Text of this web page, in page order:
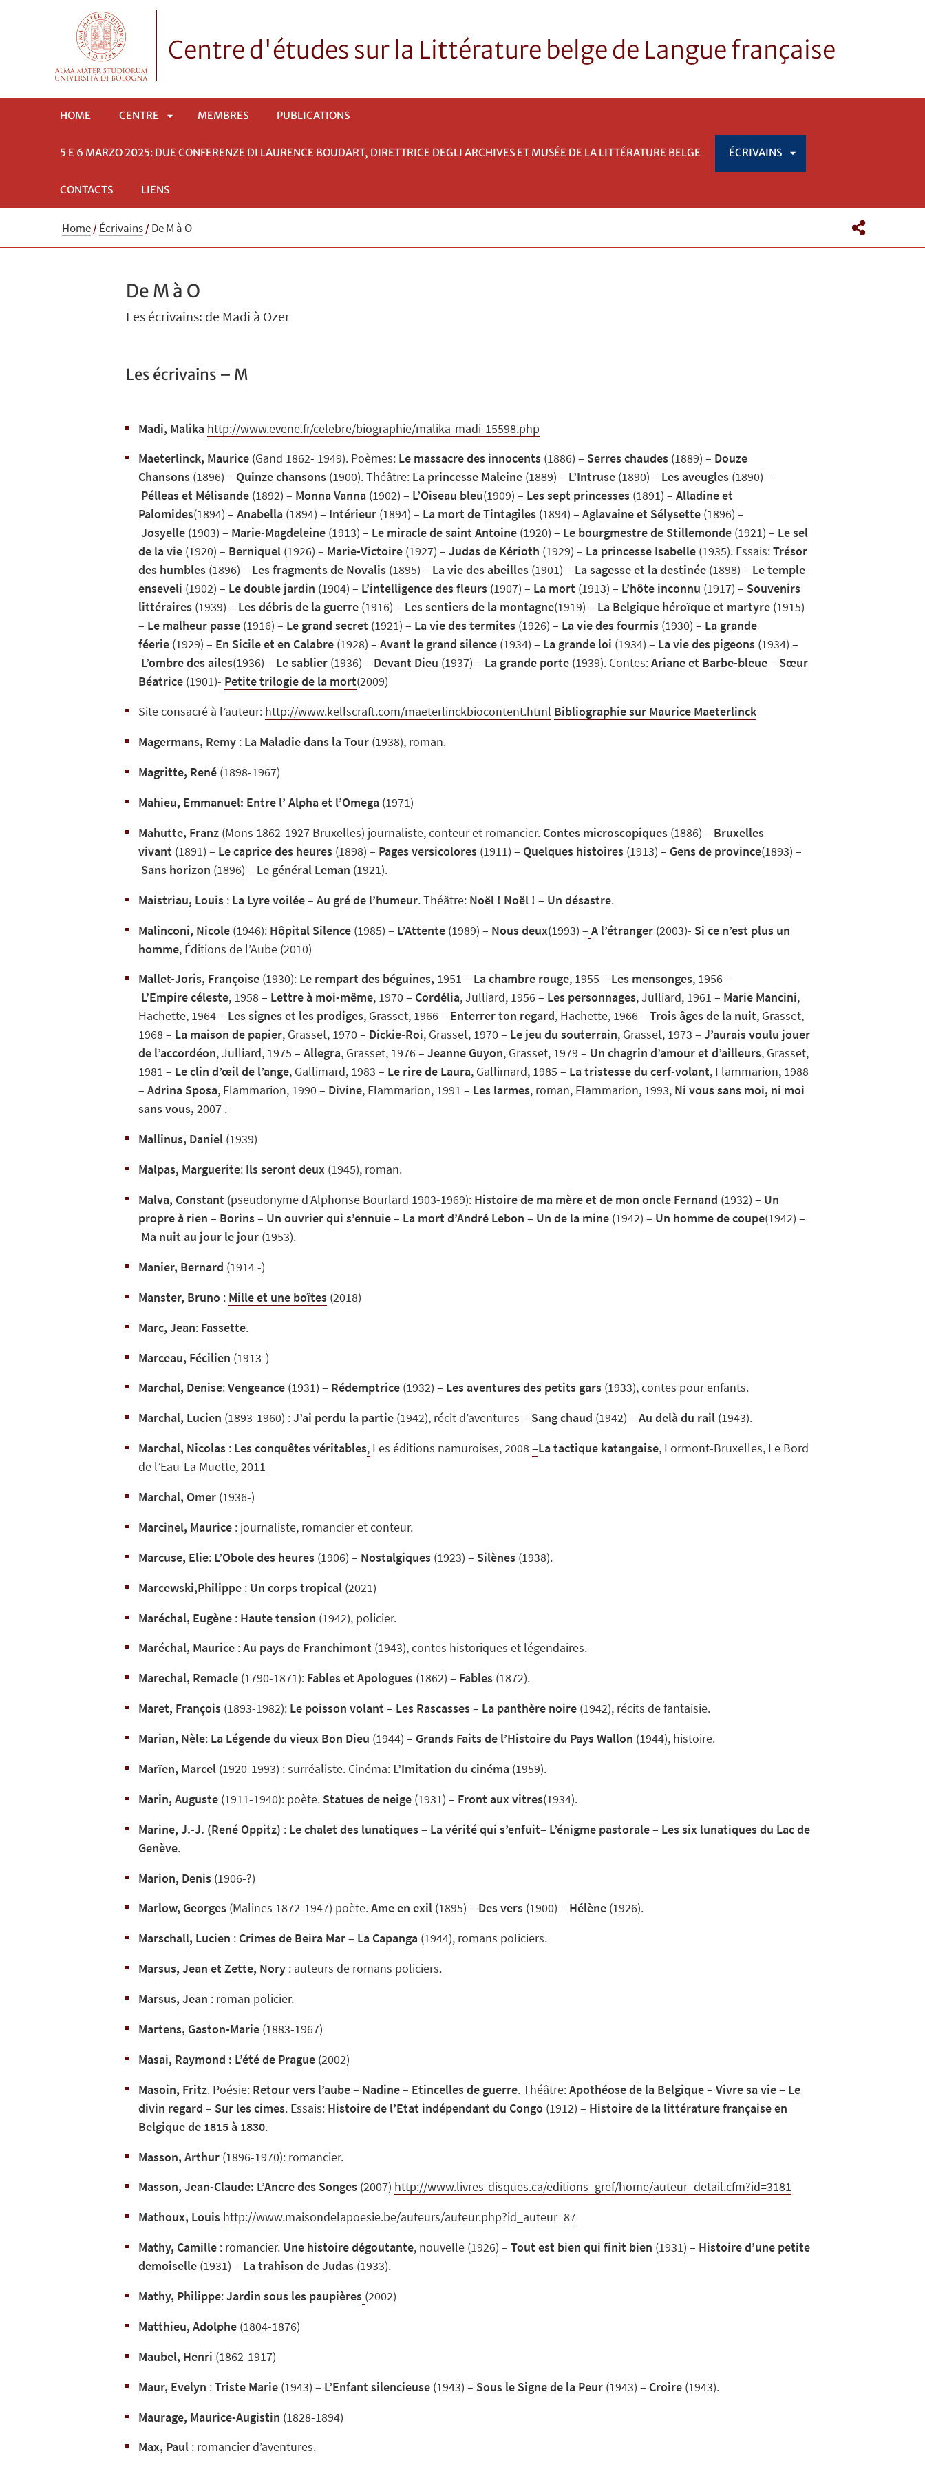
Centre d'études sur la Littérature belge de Langue française
HOME CENTRE
APRI
SOTTOMENÙ
MEMBRES PUBLICATIONS
5 E 6 MARZO 2025: DUE CONFERENZE DI LAURENCE BOUDART, DIRETTRICE DEGLI ARCHIVES ET MUSÉE DE LA LITTÉRATURE BELGE ÉCRIVAINS
SOTTOMENÙ
CONTACTS LIENS
Home/Écrivains/De M à O
De M à O
Les écrivains: de Madi à Ozer
Les écrivains – M
Madi, Malika http://www.evene.fr/celebre/biographie/malika-madi-15598.php
Maeterlinck, Maurice (Gand 1862- 1949). Poèmes: Le massacre des innocents (1886) – Serres chaudes (1889) – Douze
Chansons (1896) – Quinze chansons (1900). Théâtre: La princesse Maleine (1889) – L’Intruse (1890) – Les aveugles (1890) –
Pélleas et Mélisande (1892) – Monna Vanna (1902) – L’Oiseau bleu(1909) – Les sept princesses (1891) –Alladine et
Palomides(1894) –Anabella (1894) – Intérieur (1894) – La mort de Tintagiles (1894) –Aglavaine et Sélysette (1896) –
Josyelle (1903) – Marie-Magdeleine (1913) – Le miracle de saint Antoine (1920) – Le bourgmestre de Stillemonde (1921) – Le sel
de la vie (1920) – Berniquel (1926) – Marie-Victoire (1927) –Judas de Kérioth (1929) – La princesse Isabelle (1935). Essais:Trésor
des humbles (1896) – Les fragments de Novalis (1895) – La vie des abeilles (1901) – La sagesse et la destinée (1898) – Le temple
enseveli (1902) – Le double jardin (1904) – L’intelligence des fleurs (1907) – La mort (1913) – L’hôte inconnu (1917) – Souvenirs
littéraires (1939) – Les débris de la guerre (1916) – Les sentiers de la montagne(1919) – La Belgique héroïque et martyre (1915)
– Le malheur passe (1916) – Le grand secret (1921) – La vie des termites (1926) – La vie des fourmis (1930) – La grande
féerie (1929) – En Sicile et en Calabre (1928) –Avant le grand silence (1934) – La grande loi (1934) – La vie des pigeons (1934) –
L’ombre des ailes(1936) – Le sablier (1936) – Devant Dieu (1937) – La grande porte (1939). Contes:Ariane et Barbe-bleue– Sœur
Béatrice (1901)- Petite trilogie de la mort(2009)
Site consacré à l’auteur: http://www.kellscraft.com/maeterlinckbiocontent.html Bibliographie sur Maurice Maeterlinck
Magermans, Remy : La Maladie dans la Tour (1938), roman.
Magritte, René (1898-1967)
Mahieu, Emmanuel: Entre l’ Alpha et l’Omega (1971)
Mahutte, Franz (Mons 1862-1927 Bruxelles) journaliste, conteur et romancier. Contes microscopiques (1886) – Bruxelles
vivant (1891) – Le caprice des heures (1898) – Pages versicolores (1911) – Quelques histoires (1913) – Gens de province(1893) –
Sans horizon (1896) – Le général Leman (1921).
Maistriau, Louis : La Lyre voilée–Au gré de l’humeur. Théâtre: Noël ! Noël ! – Un désastre.
Malinconi, Nicole (1946): Hôpital Silence (1985) – L’Attente (1989) – Nous deux(1993) – A l’étranger (2003)- Si ce n’est plus un
homme, Éditions de l’Aube (2010)
Mallet-Joris, Françoise (1930): Le rempart des béguines, 1951 – La chambre rouge, 1955 – Les mensonges, 1956 –
L’Empirecéleste, 1958 – Lettre à moi-même, 1970 – Cordélia, Julliard, 1956 – Les personnages, Julliard, 1961 – Marie Mancini,
Hachette, 1964 – Les signes et les prodiges, Grasset, 1966 – Enterrer ton regard, Hachette, 1966 –Trois âges de la nuit, Grasset,
1968 – La maison de papier, Grasset, 1970 – Dickie-Roi, Grasset, 1970 – Le jeu du souterrain, Grasset, 1973 –J’aurais voulu jouer
de l’accordéon, Julliard, 1975 –Allegra, Grasset, 1976 –Jeanne Guyon, Grasset, 1979 – Un chagrin d’amour et d’ailleurs, Grasset,
1981 – Le clin d’œil de l’ange, Gallimard, 1983 – Le rire de Laura, Gallimard, 1985 – La tristesse du cerf-volant, Flammarion, 1988
–Adrina Sposa, Flammarion, 1990 – Divine, Flammarion, 1991 – Les larmes, roman, Flammarion, 1993, Ni vous sans moi, ni moi
sans vous,2007 .
Mallinus, Daniel (1939)
Malpas, Marguerite: Ils seront deux (1945), roman.
Malva, Constant (pseudonyme d’Alphonse Bourlard 1903-1969): Histoire de ma mère et de mon oncle Fernand (1932) – Un
propre à rien – Borins– Un ouvrier qui s’ennuie– La mort d’André Lebon – Un de la mine (1942) – Un homme de coupe(1942) –
Ma nuit au jour le jour (1953).
Manier, Bernard (1914 -)
Manster, Bruno : Mille et une boîtes (2018)
Marc, Jean: Fassette.
Marceau, Fécilien (1913-)
Marchal, Denise:Vengeance (1931) – Rédemptrice (1932) – Les aventures des petits gars (1933), contes pour enfants.
Marchal, Lucien (1893-1960) :J’ai perdu la partie (1942), récit d’aventures – Sang chaud (1942) –Au delà du rail (1943).
Marchal, Nicolas : Les conquêtes véritables, Les éditions namuroises, 2008–La tactique katangaise, Lormont-Bruxelles, Le Bord
de l’Eau-La Muette, 2011
Marchal, Omer (1936-)
Marcinel, Maurice : journaliste, romancier et conteur.
Marcuse, Elie: L’Obole des heures (1906) – Nostalgiques (1923) – Silènes (1938).
Marcewski,Philippe : Un corps tropical (2021)
Maréchal, Eugène : Haute tension (1942), policier.
Maréchal, Maurice :Au pays de Franchimont (1943), contes historiques et légendaires.
Marechal, Remacle (1790-1871): Fables et Apologues (1862) – Fables (1872).
Maret, François (1893-1982): Le poisson volant– Les Rascasses– La panthère noire (1942), récits de fantaisie.
Marian, Nèle: La Légende du vieux Bon Dieu (1944) – Grands Faits de l’Histoire du Pays Wallon (1944), histoire.
Marïen, Marcel (1920-1993) : surréaliste. Cinéma: L’Imitation du cinéma (1959).
Marin, Auguste (1911-1940): poète. Statues de neige (1931) – Front aux vitres(1934).
Marine, J.-J. (René Oppitz) : Le chalet des lunatiques– La vérité qui s’enfuit– L’énigme pastorale– Les six lunatiques du Lac de
Genève.
Marion, Denis (1906-?)
Marlow, Georges (Malines 1872-1947) poète.Ame en exil (1895) – Des vers (1900) – Hélène (1926).
Marschall, Lucien : Crimes de Beira Mar– La Capanga (1944), romans policiers.
Marsus, Jean et Zette, Nory : auteurs de romans policiers.
Marsus, Jean : roman policier.
Martens, Gaston-Marie (1883-1967)
Masai, Raymond : L’été de Prague (2002)
Masoin, Fritz. Poésie: Retour vers l’aube– Nadine– Etincelles de guerre. Théâtre:Apothéose de la Belgique–Vivre sa vie– Le
divin regard – Sur les cimes. Essais: Histoire de l’Etat indépendant du Congo (1912) – Histoire de la littérature française en
Belgique de 1815 à 1830.
Masson, Arthur (1896-1970): romancier.
Masson, Jean-Claude: L’Ancre des Songes (2007) http://www.livres-disques.ca/editions_gref/home/auteur_detail.cfm?id=3181
Mathoux, Louis http://www.maisondelapoesie.be/auteurs/auteur.php?id_auteur=87
Mathy, Camille : romancier. Une histoire dégoutante, nouvelle (1926) –Tout est bien qui finit bien (1931) – Histoire d’une petite
demoiselle (1931) – La trahison de Judas (1933).
Mathy, Philippe:Jardin sous les paupières (2002)
Matthieu, Adolphe (1804-1876)
Maubel, Henri (1862-1917)
Maur, Evelyn :Triste Marie (1943) – L’Enfant silencieuse (1943) – Sous le Signe de la Peur (1943) – Croire (1943).
Maurage, Maurice-Augistin (1828-1894)
Max, Paul : romancier d’aventures.